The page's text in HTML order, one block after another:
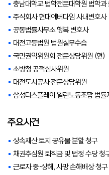
충남대학교 법학전문대학원 법학과
주식회사 현대에버다임 사내변호사
공동법률사무소 행복 변호사
대전고등법원 법원실무수습
국민권익위원회 전문상담위원 (현)
소방청 공적심사위원
대전도시공사 전문상담위원
삼성디스플레이 열린노동조합 법률
주요사건
상속재산 토지 공유물 분할 청구
채권추심원 퇴직금 및 법정 수당 청
근로자 중·상해, 사망 손해배상 청구